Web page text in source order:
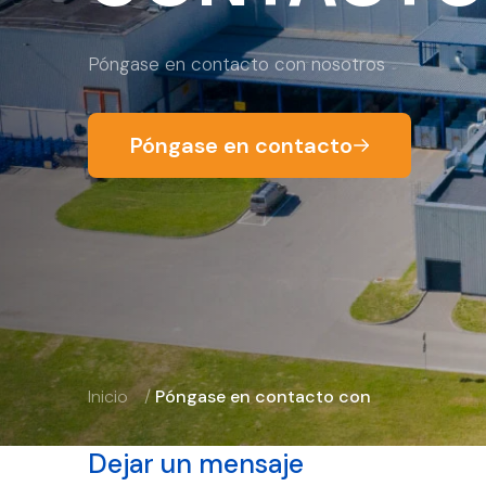
Póngase en contacto con nosotros
Póngase en contacto
Inicio / Póngase en contacto con
Dejar un mensaje